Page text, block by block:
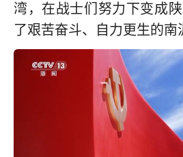
湾，在战士们努力下变成
了艰苦奋斗、自力更生的南